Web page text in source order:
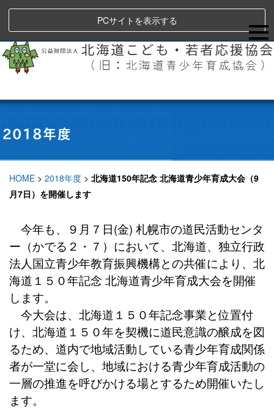
PCサイトを表示する
HOME > 2018年度 > 北海道150年記念 北海道青少年育成大会（9
月7日）を開催します
今年も、９月７日(金) 札幌市の道民活動センタ
ー（かでる２・７）において、北海道、独立行政
法人国立青少年教育振興機構との共催により、北
海道１５０年記念 北海道青少年育成大会を開催
します。
今大会は、北海道１５０年記念事業と位置付
け、北海道１５０年を契機に道民意識の醸成を図
るため、道内で地域活動している青少年育成関係
者が一堂に会し、地域における青少年育成活動の
一層の推進を呼びかける場とするため開催いたし
ます。